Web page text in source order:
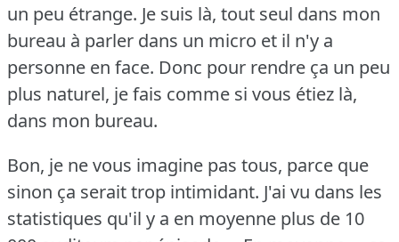
un peu étrange. Je suis là, tout seul dans mon
bureau à parler dans un micro et il n'y a
personne en face. Donc pour rendre ça un peu
plus naturel, je fais comme si vous étiez là,
dans mon bureau.
Bon, je ne vous imagine pas tous, parce que
sinon ça serait trop intimidant. J'ai vu dans les
statistiques qu'il y a en moyenne plus de 10